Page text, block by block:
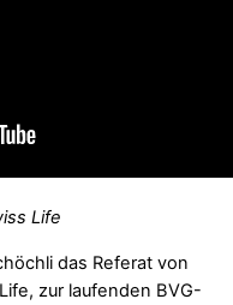
Life
das Referat von
zur laufenden BVG-